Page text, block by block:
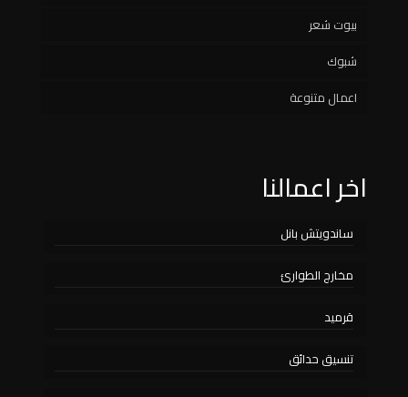
مظلات مدارس
سواتر قماش
سواتر مدارس
بيوت شعر
شبوك
اعمال متنوعة
اخر اعمالنا
ساندويتش بانل
مخارج الطوارئ
قرميد
تنسيق حدائق